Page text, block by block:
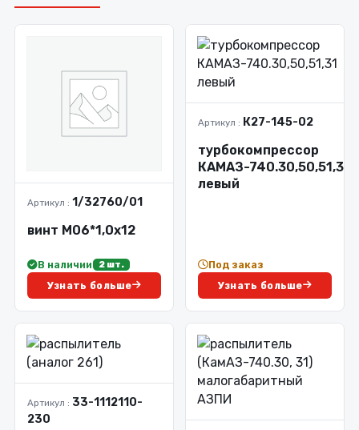
Артикул : 1/32760/01
винт М06*1,0х12
В наличии 2 шт.
Узнать больше
Артикул : К27-145-02
турбокомпрессор
КАМАЗ-740.30,50,51,31
левый
Под заказ
Узнать больше
Артикул : 33-1112110-
230